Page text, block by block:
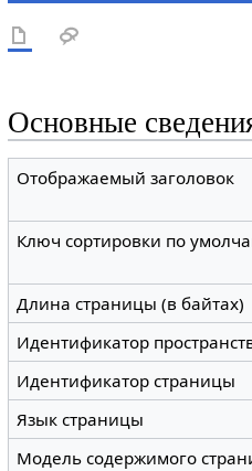
Основные
Отображаемый заголовок
Ключ сортировки по
Длина страницы (в байтах)
Идентификатор
Идентификатор страницы
Язык страницы
Модель содержимого